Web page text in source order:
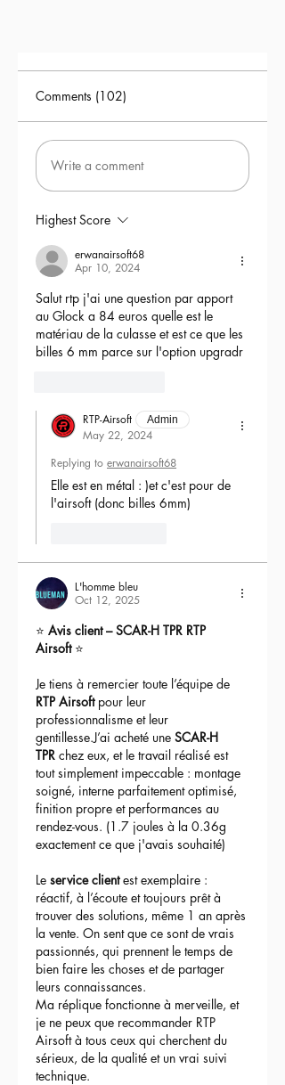
polyvalence, parfaite pour tous les
retrouver
Comments (102)
Write a comment
Highest Score
erwanairsoft68
Apr 10, 2024
Salut rtp j'ai une question par apport
au Glock a 84 euros quelle est le
matériau de la culasse et est ce que les
billes 6 mm parce sur l'option upgradr
RTP-Airsoft Admin
May 22, 2024
Replying to erwanairsoft68
Elle est en métal : )et c'est pour de
l'airsoft (donc billes 6mm)
L'homme bleu
Oct 12, 2025
⭐ Avis client – SCAR-H TPR RTP
Airsoft ⭐
Je tiens à remercier toute l’équipe de
RTP Airsoft pour leur
professionnalisme et leur
gentillesse.J’ai acheté une SCAR-H
TPR chez eux, et le travail réalisé est
tout simplement impeccable : montage
soigné, interne parfaitement optimisé,
finition propre et performances au
rendez-vous. (1.7 joules à la 0.36g
exactement ce que j'avais souhaité)
Le service client est exemplaire :
réactif, à l’écoute et toujours prêt à
trouver des solutions, même 1 an après
la vente. On sent que ce sont de vrais
passionnés, qui prennent le temps de
bien faire les choses et de partager
leurs connaissances.
Ma réplique fonctionne à merveille, et
je ne peux que recommander RTP
Airsoft à tous ceux qui cherchent du
sérieux, de la qualité et un vrai suivi
technique.